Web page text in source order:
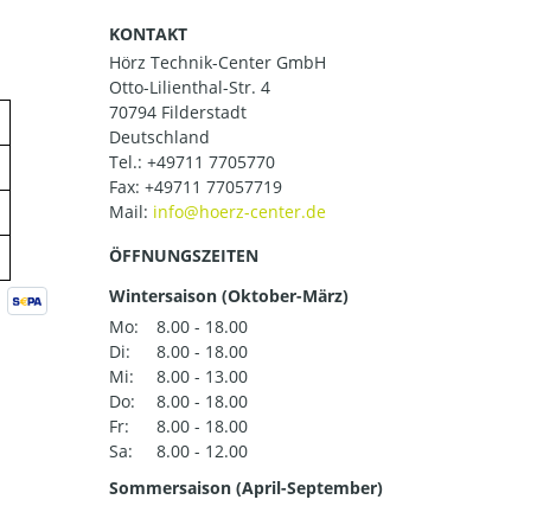
KONTAKT
Hörz Technik-Center GmbH
Otto-Lilienthal-Str. 4
70794 Filderstadt
Deutschland
Tel.: +49711 7705770
Fax: +49711 77057719
Mail:
ÖFFNUNGSZEITEN
Wintersaison (Oktober-März)
Mo:
8.00 - 18.00
Di:
8.00 - 18.00
Mi:
8.00 - 13.00
Do:
8.00 - 18.00
Fr:
8.00 - 18.00
Sa:
8.00 - 12.00
Sommersaison (April-September)